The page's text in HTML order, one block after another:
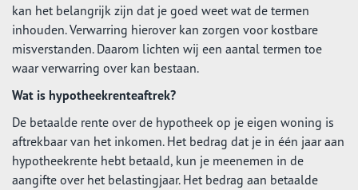
kan het belangrijk zijn dat je goed weet wat de termen
inhouden. Verwarring hierover kan zorgen voor kostbare
misverstanden. Daarom lichten wij een aantal termen toe
waar verwarring over kan bestaan.
Wat is hypotheekrenteaftrek?
De betaalde rente over de hypotheek op je eigen woning is
aftrekbaar van het inkomen. Het bedrag dat je in één jaar aan
hypotheekrente hebt betaald, kun je meenemen in de
aangifte over het belastingjaar. Het bedrag aan betaalde